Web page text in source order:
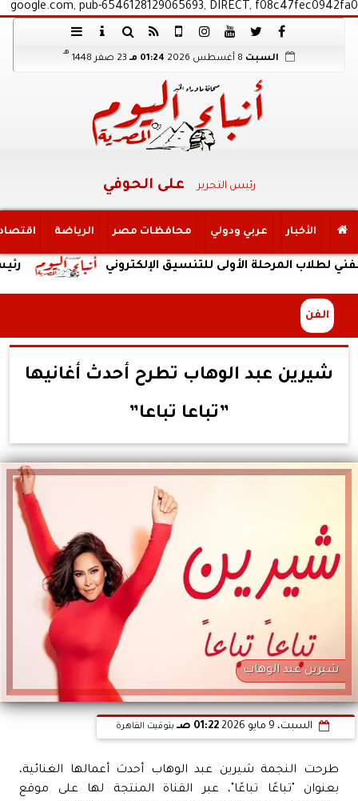
google.com, pub-6546128129065693, DIRECT, f08c47fec0942fa0
السبت 01:24 مـ 23 صفر 1448
هـ
رئيس التحرير على الحوفي
الأخبار عربي ودولي محافظات مصر الرياضة
رئيس المرحلة الأولى للتنسيق الإلكتروني
الفن
شيرين عبد الوهاب تطرح أحدث أغانيها
”تباعا تباعا”
شيرين عبد الوهاب
السبت، 9 مايو 2026 01:22 صـ بتوقيت القاهرة
طرحت النجمة شيرين عبد الوهاب أحدث أعمالها الغنائية،
بعنوان "تباعًا تباعًا"، عبر القناة المنتجة لها على موقع